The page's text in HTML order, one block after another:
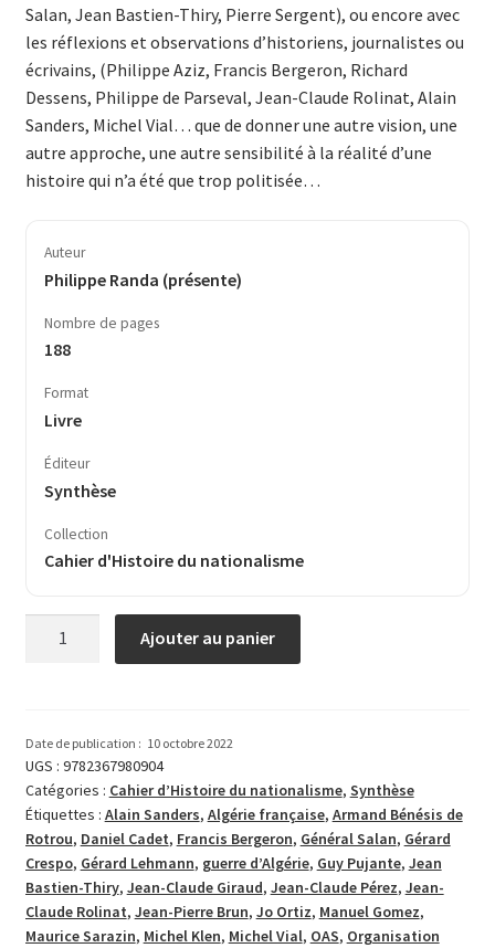
Salan, Jean Bastien-Thiry, Pierre Sergent), ou encore avec
les réflexions et observations d’historiens, journalistes ou
écrivains, (Philippe Aziz, Francis Bergeron, Richard
Dessens, Philippe de Parseval, Jean-Claude Rolinat, Alain
Sanders, Michel Vial… que de donner une autre vision, une
autre approche, une autre sensibilité à la réalité d’une
histoire qui n’a été que trop politisée…
Auteur
Philippe Randa (présente)
Nombre de pages
188
Format
Livre
Éditeur
Synthèse
Collection
Cahier d'Histoire du nationalisme
le
combat
pour
l’honneur
Ajouter au panier
Date de publication : 10 octobre 2022
UGS : 9782367980904
Catégories : Cahier d’Histoire du nationalisme, Synthèse
Étiquettes : Alain Sanders, Algérie française, Armand Bénésis de
Rotrou, Daniel Cadet, Francis Bergeron, Général Salan, Gérard
Crespo, Gérard Lehmann, guerre d’Algérie, Guy Pujante, Jean
Bastien-Thiry, Jean-Claude Giraud, Jean-Claude Pérez, Jean-
Claude Rolinat, Jean-Pierre Brun, Jo Ortiz, Manuel Gomez,
Maurice Sarazin, Michel Klen, Michel Vial, OAS, Organisation